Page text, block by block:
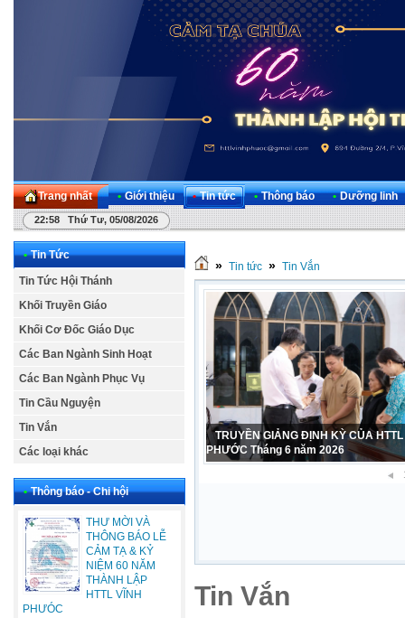
Trang nhất • Giới thiệu • Tin tức • Thông báo • Dưỡng linh
22:58 Thứ Tư, 05/08/2026
• Tin Tức
Tin Tức Hội Thánh
Khối Truyền Giáo
Khối Cơ Đốc Giáo Dục
Các Ban Ngành Sinh Hoạt
Các Ban Ngành Phục Vụ
Tin Cầu Nguyện
Tin Vắn
Các loại khác
• Thông báo - Chi hội
THƯ MỜI VÀ
THÔNG BÁO LỄ
CẢM TẠ & KỶ
NIỆM 60 NĂM
THÀNH LẬP
HTTL VĨNH
PHƯÓC
» Tin tức » Tin Vắn
TRUYỀN GIẢNG ĐỊNH KỲ CỦA HTTL
PHƯỚC Tháng 6 năm 2026
Tin Vắn